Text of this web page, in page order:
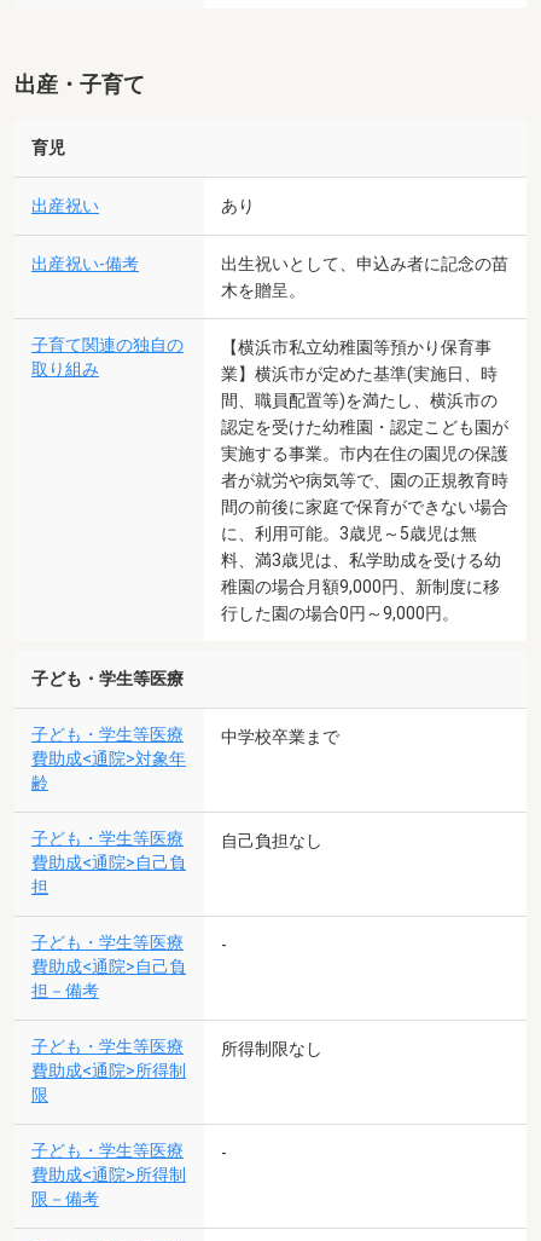
出産・子育て
育児
出産祝い あり
出産祝い-備考
出生祝いとして、申込み者に記念の苗
木を贈呈。
子育て関連の独自の
取り組み
【横浜市私立幼稚園等預かり保育事
業】横浜市が定めた基準(実施日、時
間、職員配置等)を満たし、横浜市の
認定を受けた幼稚園・認定こども園が
実施する事業。市内在住の園児の保護
者が就労や病気等で、園の正規教育時
間の前後に家庭で保育ができない場合
に、利用可能。3歳児～5歳児は無
料、満3歳児は、私学助成を受ける幼
稚園の場合月額9,000円、新制度に移
行した園の場合0円～9,000円。
子ども・学生等医療
子ども・学生等医療
費助成<通院>対象年
齢
中学校卒業まで
子ども・学生等医療
費助成<通院>自己負
担
自己負担なし
子ども・学生等医療
費助成<通院>自己負
担－備考
-
子ども・学生等医療
費助成<通院>所得制
限
所得制限なし
子ども・学生等医療
費助成<通院>所得制
限－備考
-